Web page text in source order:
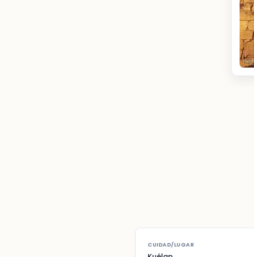
CUIDAD/LUGAR